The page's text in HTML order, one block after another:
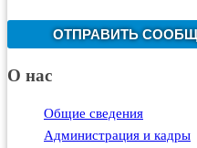
О нас
Общие сведения
Администрация и кадры